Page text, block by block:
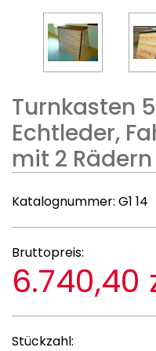
Turnkasten
Echtleder,
mit 2 Rädern
Katalognummer: G1 14
Bruttopreis:
6.740,40
Stückzahl: